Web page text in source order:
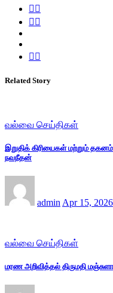
Related Story
வல்வை செய்திகள்
இறுதிக் கிரியைகள் மற்றும்
நவநீதன்
admin Apr 15, 2026
வல்வை செய்திகள்
மரண அறிவித்தல் திருமதி